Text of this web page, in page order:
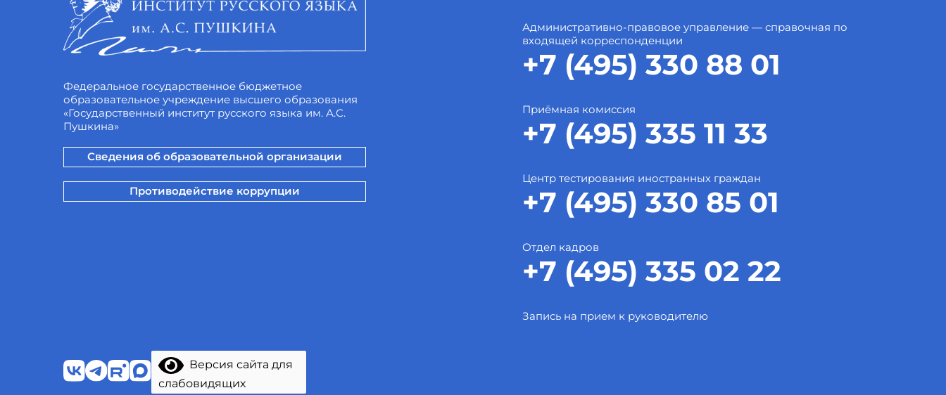
Федеральное государственное бюджетное
образовательное учреждение высшего образования
«Государственный институт русского языка им. А.С.
Пушкина»
Сведения об образовательной организации
Противодействие коррупции
Административно-правовое управление — справочная по
входящей корреспонденции
+7 (495) 330 88 01
Приёмная комиссия
+7 (495) 335 11 33
Центр тестирования иностранных граждан
+7 (495) 330 85 01
Отдел кадров
+7 (495) 335 02 22
Запись на прием к руководителю
Версия сайта для
слабовидящих